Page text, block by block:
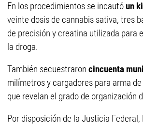
En los procedimientos se incautóun
veinte dosis de cannabis sativa, tres
de precisión y creatina utilizada para
la droga.
También secuestraron cincuenta
milímetros y cargadores para arma
que revelan el grado de organización
Por disposición de la Justicia Federal,